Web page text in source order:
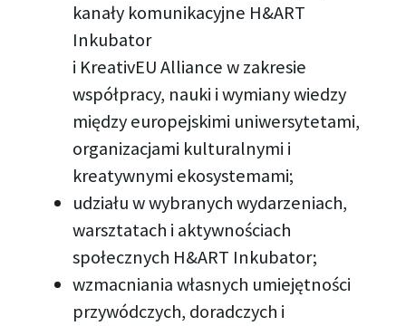
kanały komunikacyjne H&ART
Inkubator
i KreativEU Alliance w zakresie
współpracy, nauki i wymiany wiedzy
między europejskimi uniwersytetami,
organizacjami kulturalnymi i
kreatywnymi ekosystemami;
udziału w wybranych wydarzeniach,
warsztatach i aktywnościach
społecznych H&ART Inkubator;
wzmacniania własnych umiejętności
przywódczych, doradczych i